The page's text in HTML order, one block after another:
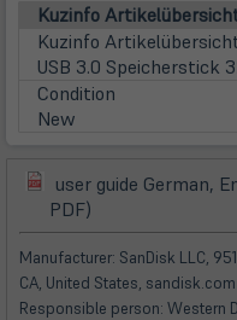
Kuzinfo
Kuzinfo
USB 3.0 Speicherstick
Condition
New
(öffnet
in
neuem
Tab)
user guide German,
PDF)
in
neuem
Tab)
Manufacturer: SanDisk LLC,
CA, United States, sandisk.com
Responsible person: Western